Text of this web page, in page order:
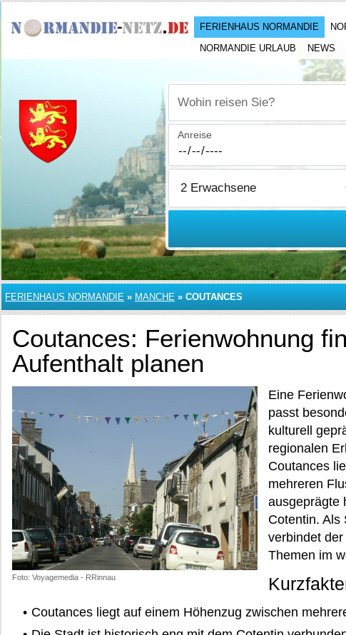
FERIENHAUS NORMANDIE
NORMANDIE URLAUB
NEWS
Wohin reisen Sie?
Anreise
FERIENHAUS NORMANDIE » MANCHE » COUTANCES
Coutances: Ferienwohnung
Aufenthalt planen
Foto: Voyagemedia - RRinnau
Eine
passt
kulturell
regionalen
Coutances
mehreren
ausgeprägte
Cotentin. Als
verbindet
Themen im
Coutances liegt auf einem Höhenzug zwischen